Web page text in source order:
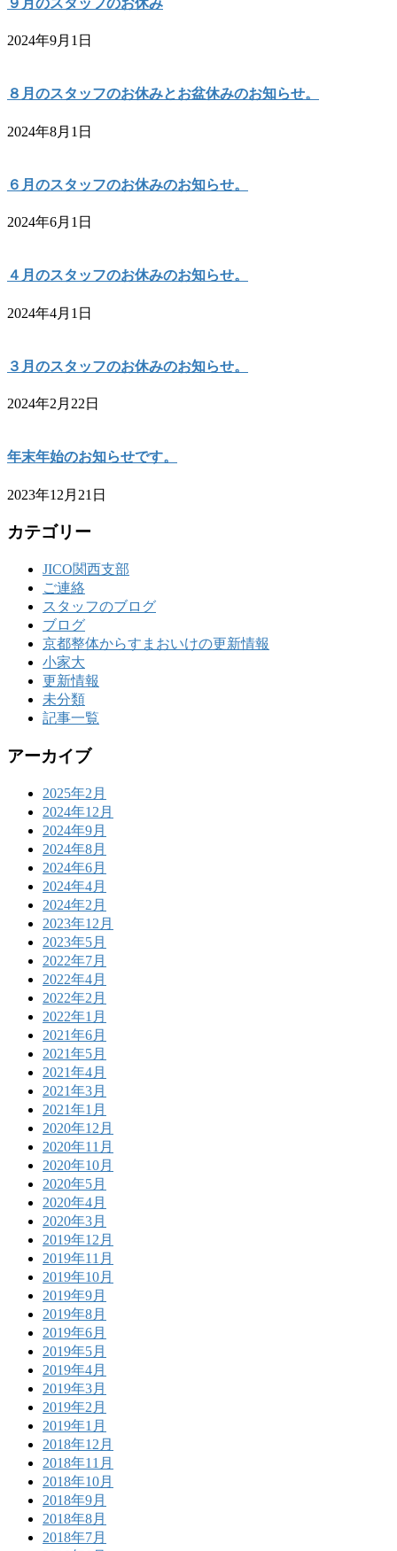
2024年9月1日
８月のスタッフのお休みとお盆休みのお知らせ。
2024年8月1日
６月のスタッフのお休みのお知らせ。
2024年6月1日
４月のスタッフのお休みのお知らせ。
2024年4月1日
３月のスタッフのお休みのお知らせ。
2024年2月22日
年末年始のお知らせです。
2023年12月21日
カテゴリー
JICO関西支部
ご連絡
スタッフのブログ
ブログ
京都整体からすまおいけの更新情報
小家大
更新情報
未分類
記事一覧
アーカイブ
2025年2月
2024年12月
2024年9月
2024年8月
2024年6月
2024年4月
2024年2月
2023年12月
2023年5月
2022年7月
2022年4月
2022年2月
2022年1月
2021年6月
2021年5月
2021年4月
2021年3月
2021年1月
2020年12月
2020年11月
2020年10月
2020年5月
2020年4月
2020年3月
2019年12月
2019年11月
2019年10月
2019年9月
2019年8月
2019年6月
2019年5月
2019年4月
2019年3月
2019年2月
2019年1月
2018年12月
2018年11月
2018年10月
2018年9月
2018年8月
2018年7月